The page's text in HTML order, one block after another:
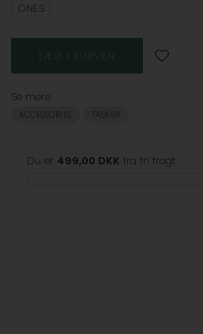
ONES
Se mere
ACCESSORIES TASKER
Du er 499,00 DKK fra fri fragt